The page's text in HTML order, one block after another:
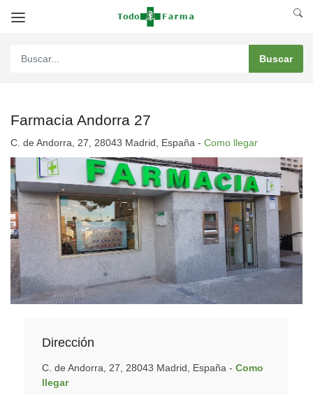
Farmacia Andorra 27
C. de Andorra, 27, 28043 Madrid, España - Como llegar
Dirección
C. de Andorra, 27, 28043 Madrid, España - Como
llegar